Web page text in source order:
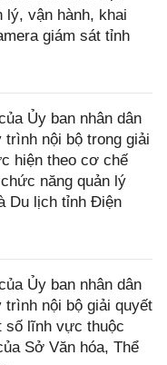
lý, vận hành, khai
giám sát tỉnh
Ủy ban nhân dân
nội bộ trong giải
hiện theo cơ chế
năng quản lý
Du lịch tỉnh Điện
Ủy ban nhân dân
nội bộ giải quyết
số lĩnh vực thuộc
Sở Văn hóa, Thể